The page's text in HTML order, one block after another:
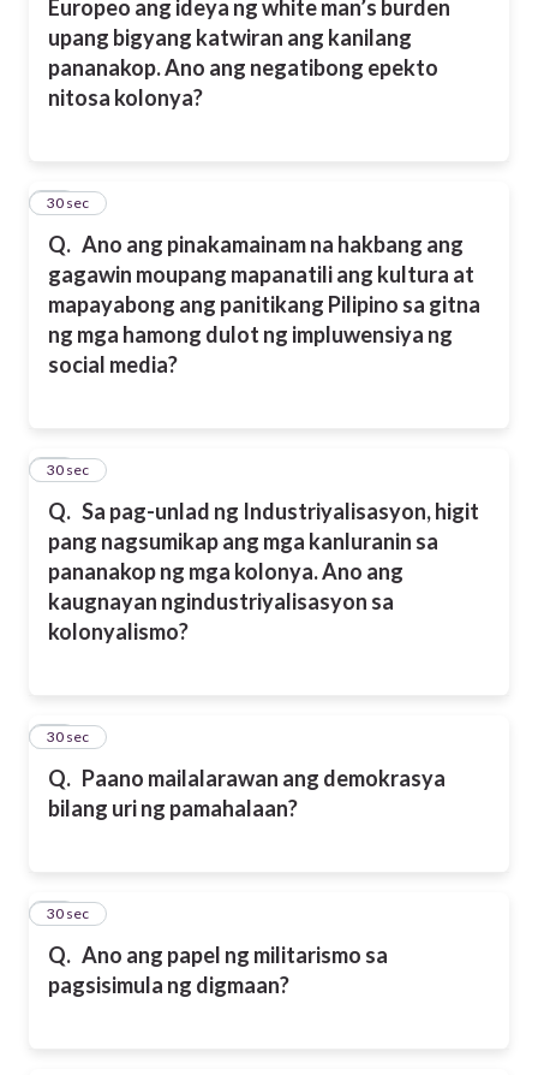
Europeo ang ideya ng white man’s burden
upang bigyang katwiran ang kanilang
pananakop. Ano ang negatibong epekto
nitosa kolonya?
Q. Ano ang pinakamainam na hakbang ang
gagawin moupang mapanatili ang kultura at
mapayabong ang panitikang Pilipino sa gitna
ng mga hamong dulot ng impluwensiya ng
social media?
20
30 sec
Q. Sa pag-unlad ng Industriyalisasyon, higit
pang nagsumikap ang mga kanluranin sa
pananakop ng mga kolonya. Ano ang
kaugnayan ngindustriyalisasyon sa
kolonyalismo?
21
30 sec
Q. Paano mailalarawan ang demokrasya
bilang uri ng pamahalaan?
22
30 sec
Q. Ano ang papel ng militarismo sa
pagsisimula ng digmaan?
23
30 sec